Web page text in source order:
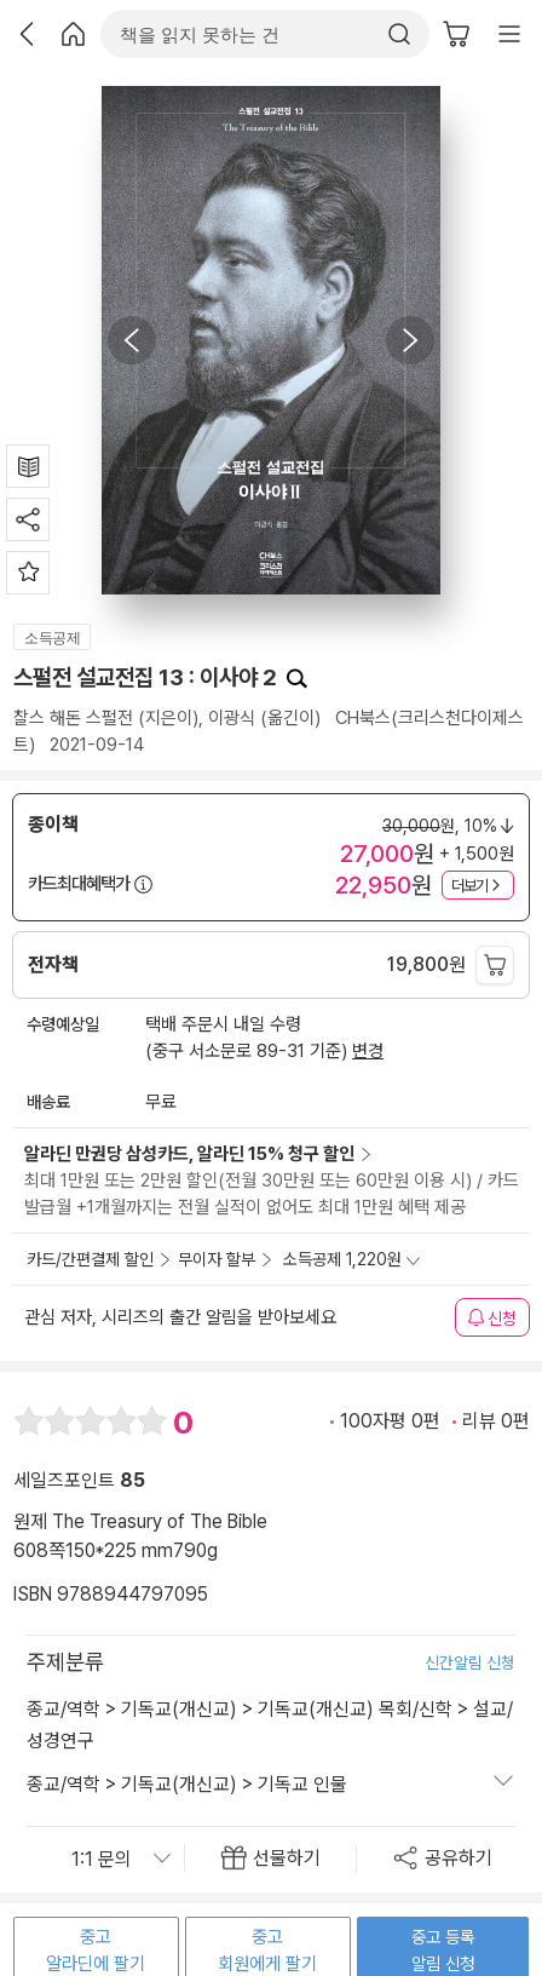
소득공제
스펄전 설교전집 13 : 이사야 2
찰스 해돈 스펄전 (지은이), 이광식 (옮긴이) CH북스(크리스천다이제스
트) 2021-09-14
종이책 30,000원, 10%
27,000원 + 1,500원
카드최대혜택가
22,950원 더보기
전자책 19,800원
수령예상일
택배 주문시 내일 수령
(중구 서소문로 89-31 기준) 변경
배송료 무료
알라딘 만권당 삼성카드, 알라딘 15% 청구 할인
최대 1만원 또는 2만원 할인(전월 30만원 또는 60만원 이용 시) / 카드
발급월 +1개월까지는 전월 실적이 없어도 최대 1만원 혜택 제공
카드/간편결제 할인 무이자 할부 소득공제 1,220원
관심 저자, 시리즈의 출간 알림을 받아보세요 신청
0 100자평 0편 리뷰 0편
세일즈포인트 85
원제 The Treasury of The Bible
608쪽150*225 mm790g
ISBN 9788944797095
주제분류 신간알림 신청
종교/역학 > 기독교(개신교) > 기독교(개신교) 목회/신학 > 설교/
성경연구
종교/역학 > 기독교(개신교) > 기독교 인물
선물하기 공유하기
중고
알라딘에 팔기
중고
회원에게 팔기
중고 등록
알림 신청